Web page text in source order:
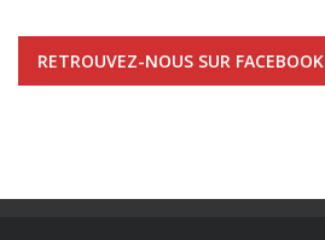
RETROUVEZ-NOUS SUR FACEBOOK